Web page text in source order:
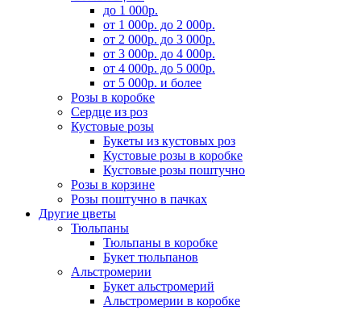
до 1 000р.
от 1 000р. до 2 000р.
от 2 000р. до 3 000р.
от 3 000р. до 4 000р.
от 4 000р. до 5 000р.
от 5 000р. и более
Розы в коробке
Сердце из роз
Кустовые розы
Букеты из кустовых роз
Кустовые розы в коробке
Кустовые розы поштучно
Розы в корзине
Розы поштучно в пачках
Другие цветы
Тюльпаны
Тюльпаны в коробке
Букет тюльпанов
Альстромерии
Букет альстромерий
Альстромерии в коробке